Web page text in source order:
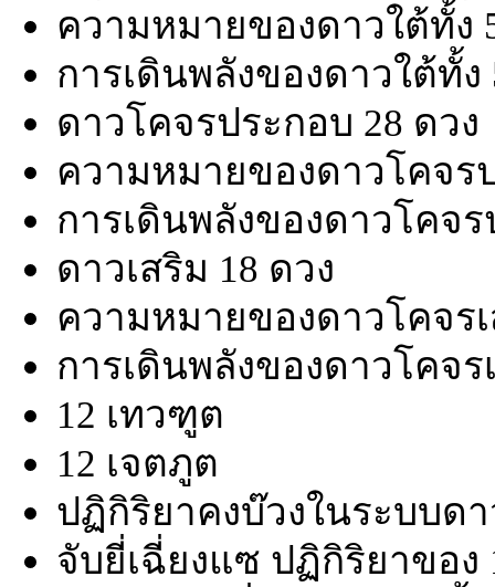
ความหมายของดาวใต้ทั้ง
การเดินพลังของดาวใต้ทั้ง
ดาวโคจรประกอบ 28 ดวง
ความหมายของดาวโคจร
การเดินพลังของดาวโคจร
ดาวเสริม 18 ดวง
ความหมายของดาวโคจร
การเดินพลังของดาวโคจร
12 เทวฑูต
12 เจตภูต
ปฏิกิริยาคงบ๊วงในระบบด
จับยี่เฉี่ยงแซ ปฏิกิริยาของ